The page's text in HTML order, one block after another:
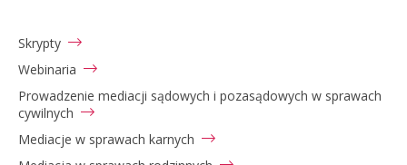
Skrypty
Webinaria
Prowadzenie mediacji sądowych i pozasądowych w sprawach
cywilnych
Mediacje w sprawach karnych